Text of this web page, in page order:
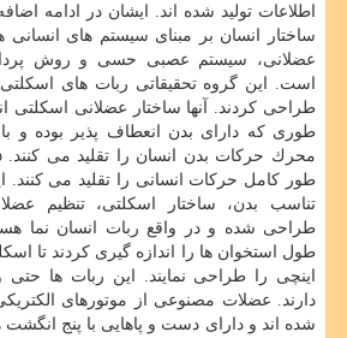
اطلاعات تولید شده اند. ایشان در ادامه
ساختار انسان بر مبنای سیستم های
عضلانی، سیستم عصبی حسی و روش
است. این گروه تحقیقاتی ربات های
طراحی كردند. آنها ساختار عضلانی اسكلتی
طوری كه دارای بدن انعطاف پذیر بوده و
طور كامل حركات انسانی را تقلید می كنند.
تناسب بدن، ساختار اسكلتی، تنظیم
طراحی شده و در واقع ربات انسان نما
طول استخوان ها را اندازه گیری كردند تا
اینچی را طراحی نمایند. این ربات ها
دارند. عضلات مصنوعی از موتورهای
شده اند و دارای دست و پاهایی با پنج انگشت